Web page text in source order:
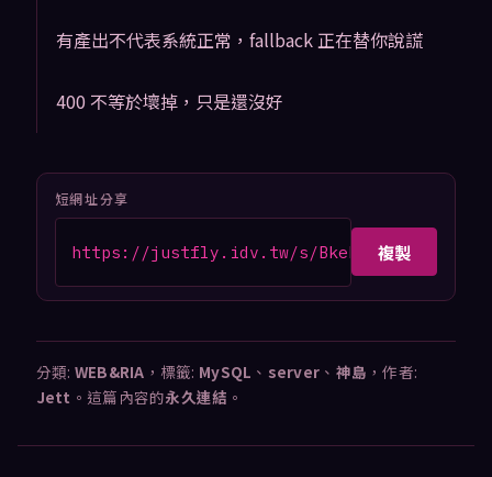
有產出不代表系統正常，fallback 正在替你說謊
400 不等於壞掉，只是還沒好
短網址分享
https://justfly.idv.tw/s/BkeDjYT複製
分類: WEB&RIA ，標籤: MySQL 、 server 、 神島 ，作者:
Jett 。這篇內容的永久連結 。